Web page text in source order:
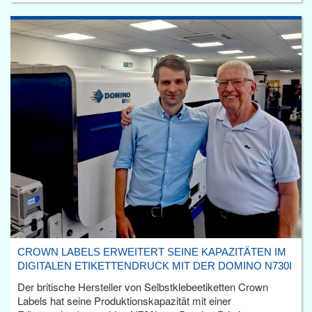
CROWN LABELS ERWEITERT SEINE KAPAZITÄTEN IM
DIGITALEN ETIKETTENDRUCK MIT DER DOMINO N730I
Der britische Hersteller von Selbstklebeetiketten Crown
Labels hat seine Produktionskapazität mit einer